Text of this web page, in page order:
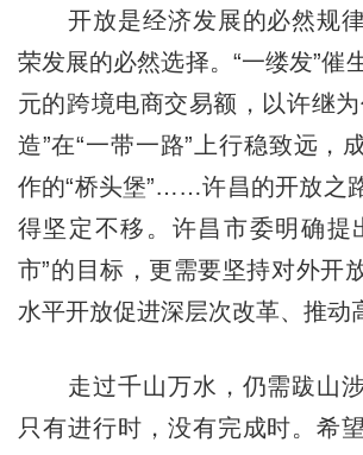
开放是经济发展的必然规律
荣发展的必然选择。“一缕发”催
元的跨境电商交易额，以许继
造”在“一带一路”上行稳致远，
作的“桥头堡”……许昌的开放之
得坚定不移。许昌市委明确提
市”的目标，更需要坚持对外开
水平开放促进深层次改革、推动
走过千山万水，仍需跋山涉
只有进行时，没有完成时。希